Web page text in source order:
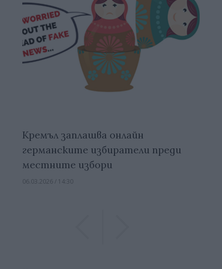
Кремъл заплашва онлайн
германските избиратели преди
местните избори
06.03.2026 / 14:30